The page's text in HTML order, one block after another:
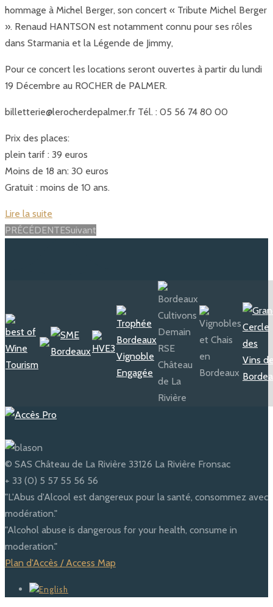
hommage à Michel Berger, son concert « Tribute Michel Berger
». Renaud HANTSON est notamment connu pour ses rôles
dans Starmania et la Légende de Jimmy,
Pour ce concert les locations seront ouvertes à partir du lundi
19 Décembre au ROCHER de PALMER.
billetterie@lerocherdepalmer.fr Tél. : 05 56 74 80 00
Prix des places:
plein tarif : 39 euros
Moins de 18 an: 30 euros
Gratuit : moins de 10 ans.
Lire la suite
Posts
PRÉCÉDENTESuivant
© SAS Château de La Rivière 33126 La Rivière Fronsac
+ 33 (0) 5 57 55 56 56
"L'Abus d'Alcool est dangereux pour la santé, consommez avec
modération."
"Alcohol abuse is dangerous for your health, consume in
moderation."
Plan d'Accès / Access Map